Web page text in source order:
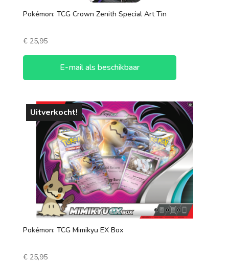
Pokémon: TCG Crown Zenith Special Art Tin
€25,95
E-mail als beschikbaar
Uitverkocht!
Pokémon: TCG Mimikyu EX Box
€25,95